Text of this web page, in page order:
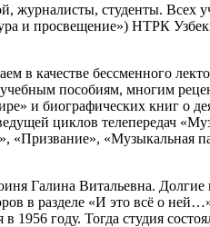
журналисты, студенты. Всех
и просвещение») НТРК
качестве бессменного
пособиям, многим
и биографических книг о
циклов телепередач
«Призвание», «Музыкальная
Галина Витальевна. Долгие
в разделе «И это всё о
году. Тогда студия